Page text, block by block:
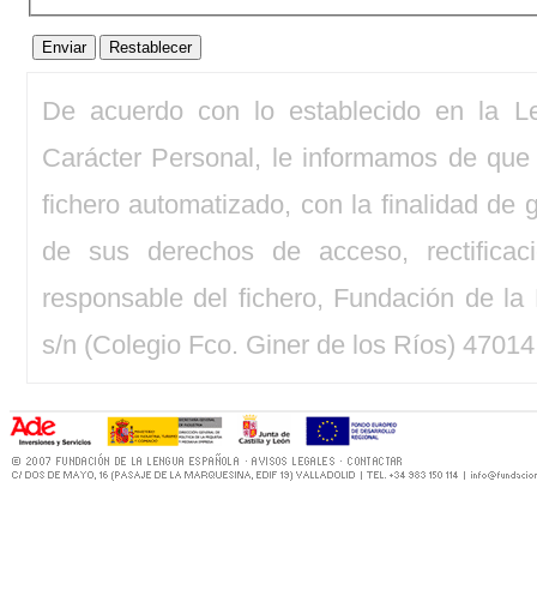
Enviar Restablecer
De acuerdo con lo establecido en la
Carácter Personal, le informamos de
fichero automatizado, con la finalidad de
de sus derechos de acceso,
responsable del fichero, Fundación de
s/n (Colegio Fco. Giner de los Ríos)